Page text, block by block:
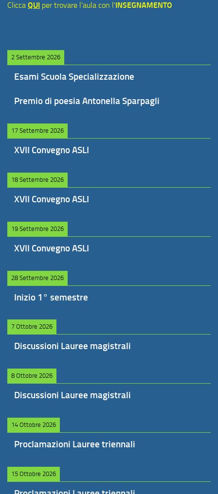
Clicca QUI per trovare l'aula con l'INSEGNAMENTO
2 Settembre 2026
Esami Scuola Specializzazione
Premio di poesia Antonella Sparpagli
17 Settembre 2026
XVII Convegno ASLI
18 Settembre 2026
XVII Convegno ASLI
19 Settembre 2026
XVII Convegno ASLI
28 Settembre 2026
Inizio 1° semestre
7 Ottobre 2026
Discussioni Lauree magistrali
8 Ottobre 2026
Discussioni Lauree magistrali
14 Ottobre 2026
Proclamazioni Lauree triennali
15 Ottobre 2026